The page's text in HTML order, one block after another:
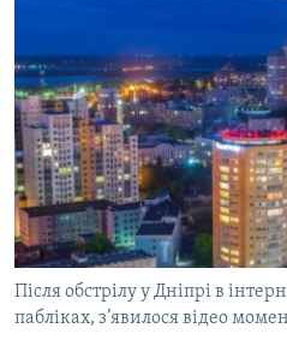
ВСЕ ЗА ДЕНЬ
СПЕЦПРОЕКТИ
ДЕПОРТАЦІЯ
ВІДЕОУРОКИ «ELIFBE»
СВІДЧЕННЯ ОКУПАЦІЇ
УКРАЇНСЬКА ПРОБЛЕМА КРИМУ
ІНФОГРАФІКА
ЯК ОБІЙТИ БЛОКУВАННЯ
Русский
Qırımtatar
ДОЛУЧАЙСЯ!
Після обстрілу у Дніпрі в
пабліках, з’явилося відео